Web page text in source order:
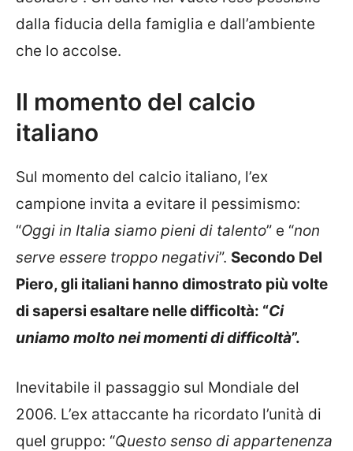
dalla fiducia della famiglia e dall’ambiente
che lo accolse.
Il momento del calcio
italiano
Sul momento del calcio italiano, l’ex
campione invita a evitare il pessimismo:
“Oggi in Italia siamo pieni di talento” e “non
serve essere troppo negativi”. Secondo Del
Piero, gli italiani hanno dimostrato più volte
di sapersi esaltare nelle difficoltà: “Ci
uniamo molto nei momenti di difficoltà”.
Inevitabile il passaggio sul Mondiale del
2006. L’ex attaccante ha ricordato l’unità di
quel gruppo: “Questo senso di appartenenza